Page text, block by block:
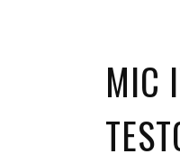
OFFERTE
EVENTI
DRUM
SOUND
WEBINAR
GUITAR
APP
MIC